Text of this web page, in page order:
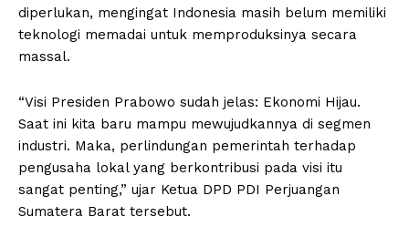
diperlukan, mengingat Indonesia masih belum memiliki
teknologi memadai untuk memproduksinya secara
massal.
“Visi Presiden Prabowo sudah jelas: Ekonomi Hijau.
Saat ini kita baru mampu mewujudkannya di segmen
industri. Maka, perlindungan pemerintah terhadap
pengusaha lokal yang berkontribusi pada visi itu
sangat penting,” ujar Ketua DPD PDI Perjuangan
Sumatera Barat tersebut.